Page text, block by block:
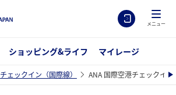
メニュー
ショッピング&ライフ マイレージ
チェックイン（国際線） ANA 国際空港チェックイ